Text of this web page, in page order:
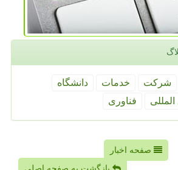
شركت خدمات
دانشگاه
المللی فناوری
صفحه اخبار